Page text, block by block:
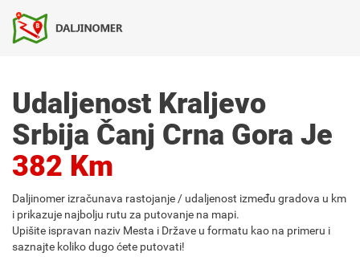
Udaljenost Kraljevo
Srbija Čanj Crna Gora Je
382 Km
Daljinomer izračunava rastojanje / udaljenost između gradova u km
i prikazuje najbolju rutu za putovanje na mapi.
Upišite ispravan naziv Mesta i Države u formatu kao na primeru i
saznajte koliko dugo ćete putovati!